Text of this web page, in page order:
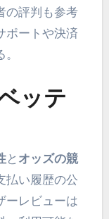
の評判も参考
ポートや決済
ッテ
と オッズの競
払い履歴の公
ーレビューは